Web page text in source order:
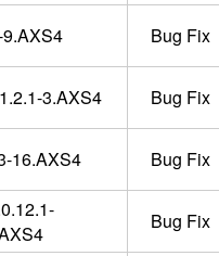
Bug Fix
3.AXS4
Bug Fix
16.AXS4
Bug Fix
Bug Fix